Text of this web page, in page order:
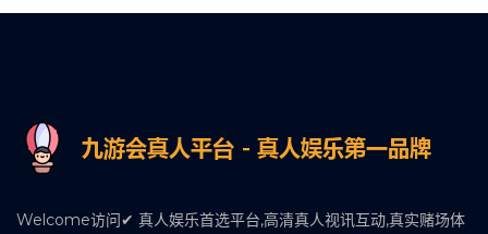
Welcome访问✔ 真人娱乐首选平台,高清真人视讯互动,真实赌场体